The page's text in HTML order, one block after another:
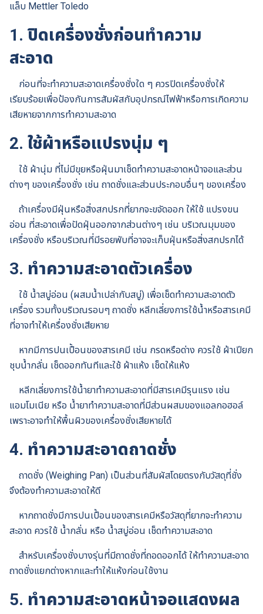
แล็บ Mettler Toledo
1. ปิดเครื่องชั่งก่อนทำความ
สะอาด
ก่อนที่จะทำความสะอาดเครื่องชั่งใด ๆ ควรปิดเครื่องชั่งให้
เรียบร้อยเพื่อป้องกันการสัมผัสกับอุปกรณ์ไฟฟ้าหรือการเกิดความ
เสียหายจากการทำความสะอาด
2. ใช้ผ้าหรือแปรงนุ่ม ๆ
ใช้ ผ้านุ่ม ที่ไม่มีขุยหรือฝุ่นมาเช็ดทำความสะอาดหน้าจอและส่วน
ต่างๆ ของเครื่องชั่ง เช่น ถาดชั่งและส่วนประกอบอื่นๆ ของเครื่อง
ถ้าเครื่องมีฝุ่นหรือสิ่งสกปรกที่ยากจะขจัดออก ให้ใช้ แปรงขน
อ่อน ที่สะอาดเพื่อปัดฝุ่นออกจากส่วนต่างๆ เช่น บริเวณมุมของ
เครื่องชั่ง หรือบริเวณที่มีรอยพับที่อาจจะเก็บฝุ่นหรือสิ่งสกปรกได้
3. ทำความสะอาดตัวเครื่อง
ใช้ น้ำสบู่อ่อน (ผสมน้ำเปล่ากับสบู่) เพื่อเช็ดทำความสะอาดตัว
เครื่อง รวมทั้งบริเวณรอบๆ ถาดชั่ง หลีกเลี่ยงการใช้น้ำหรือสารเคมี
ที่อาจทำให้เครื่องชั่งเสียหาย
หากมีการปนเปื้อนของสารเคมี เช่น กรดหรือด่าง ควรใช้ ผ้าเปียก
ชุบน้ำกลั่น เช็ดออกทันทีและใช้ ผ้าแห้ง เช็ดให้แห้ง
หลีกเลี่ยงการใช้น้ำยาทำความสะอาดที่มีสารเคมีรุนแรง เช่น
แอมโมเนีย หรือ น้ำยาทำความสะอาดที่มีส่วนผสมของแอลกอฮอล์
เพราะอาจทำให้พื้นผิวของเครื่องชั่งเสียหายได้
4. ทำความสะอาดถาดชั่ง
ถาดชั่ง (Weighing Pan) เป็นส่วนที่สัมผัสโดยตรงกับวัสดุที่ชั่ง
จึงต้องทำความสะอาดให้ดี
หากถาดชั่งมีการปนเปื้อนของสารเคมีหรือวัสดุที่ยากจะทำความ
สะอาด ควรใช้ น้ำกลั่น หรือ น้ำสบู่อ่อน เช็ดทำความสะอาด
สำหรับเครื่องชั่งบางรุ่นที่มีถาดชั่งที่ถอดออกได้ ให้ทำความสะอาด
ถาดชั่งแยกต่างหากและทำให้แห้งก่อนใช้งาน
5. ทำความสะอาดหน้าจอแสดงผล